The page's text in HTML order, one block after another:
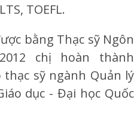
TOEFL.
bằng Thạc sỹ Ngôn
chị hoàn thành
sỹ ngành Quản lý
dục - Đại học Quốc